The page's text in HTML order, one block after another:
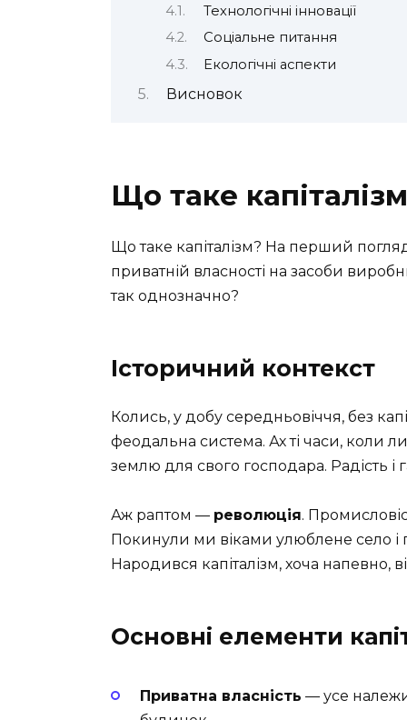
Технологічні інновації
Соціальне питання
Екологічні аспекти
Висновок
Що таке капіталізм
Що таке капіталізм? На перший
приватній власності на засоби
так однозначно?
Історичний контекст
Колись, у добу середньовіччя, без
феодальна система. Ах ті часи, коли
землю для свого господара. Радість і
Аж раптом — революція.
Покинули ми віками улюблене село і
Народився капіталізм, хоча напевно,
Основні елементи
Приватна власність — усе